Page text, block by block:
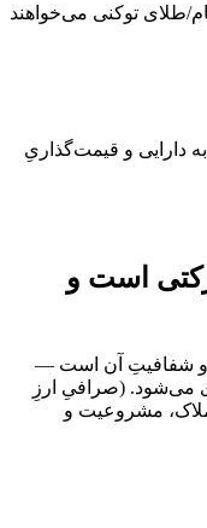
طلای توکنی می‌خواهند
دارایی و قیمت‌گذاریِ
است و
و شفافیتِ آن است —
می‌شود. (صرافیِ ارزِ
ردهٔ ۱» ندارد؛ ملاک، مشروعیت و